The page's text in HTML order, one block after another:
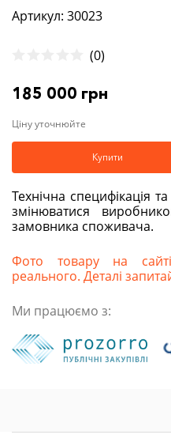
Артикул: 30023
(0)
185 000 грн
Ціну уточнюйте
Купити
Технічна специфікація
змінюватися
замовника споживача.
Фото товару на
реального. Деталі
Ми працюємо з: